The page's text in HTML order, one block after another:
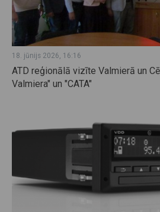
18. jūnijs 2026, 16:16
ATD reģionālā vizīte Valmierā un
Valmiera" un "CATA"